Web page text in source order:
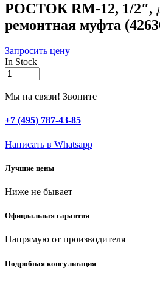
РОСТОК RM-12, 1/2″,
ремонтная муфта
Запросить цену
In Stock
РОСТОК
RM-
12,
для
шланга,
муфта
quantity
Мы на связи! Звоните
+7 (495) 787-43-85
Написать в Whatsapp
Лучшие цены
Ниже не бывает
Официальная гарантия
Напрямую от производителя
Подробная консультация